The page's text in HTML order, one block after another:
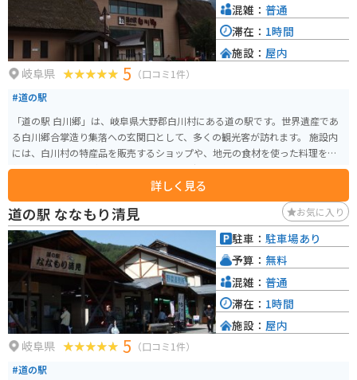
岐阜県 5 （口コミ1件）
#道の駅
「道の駅 白川郷」は、岐阜県大野郡白川村にある道の駅です。世界遺産であ
る白川郷合掌造り集落への玄関口として、多くの観光客が訪れます。 施設内
には、白川村の特産品を販売するショップや、地元の食材を使った料理を提
供するレストランがあります。また、白川郷の文化や歴史を紹介する展示コ
ーナーもあり、観光情報も入手できます。 バイクで訪れる場合、道の駅には
広い駐車場が完備されているので安心です。白川郷周辺は、四季折々の美し
い景色を楽しめるエリアです。特に、秋の紅葉シーズンは、山々が赤や黄色
に色づき、多くの観光客でにぎわいます。 白川郷を訪れた際には、ぜひ道の
駅 白川郷にも立ち寄ってみてください。地元の特産品やグルメを堪能した
り、観光情報を入手したりできます。
詳しく見る
混雑： 普通
滞在： 1時間
施設： 屋内
道の駅 ななもり清見 お気に入り
岐阜県 5 （口コミ1件）
#道の駅
駐車： 駐車場あり
予算： 無料
混雑： 普通
滞在： 1時間
施設： 屋内